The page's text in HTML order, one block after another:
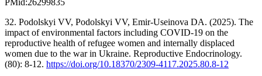
PMid:26299835
32. Podolskyi VV, Podolskyi VV, Emir-Useinova DA. (2025). The
impact of environmental factors including COVID-19 on the
reproductive health of refugee women and internally displaced
women due to the war in Ukraine. Reproductive Endocrinology.
(80): 8-12. https://doi.org/10.18370/2309-4117.2025.80.8-12